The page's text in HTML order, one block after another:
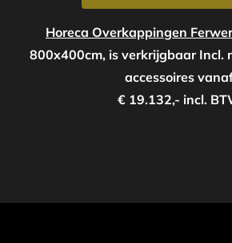
Horeca Overkappingen
800x400cm, is verkrijgbaar Incl.
accessoires
€ 19.132,- incl.